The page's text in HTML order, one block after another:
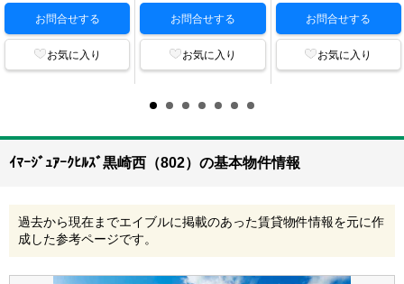
お問合せする
お気に入り
お問合せする
お気に入り
お問合せする
お気に入り
ｲﾏｰｼﾞｭｱｰｸﾋﾙｽﾞ黒崎西（802）の基本物件情報
過去から現在までエイブルに掲載のあった賃貸物件情報を元に作
成した参考ページです。